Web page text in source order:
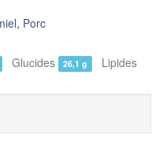
, Porc
Glucides 26,1 g Lipides